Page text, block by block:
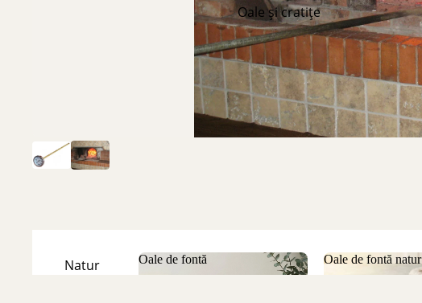
Oale și cratițe
Natur
Oale de fontă
Oale de fontă natur